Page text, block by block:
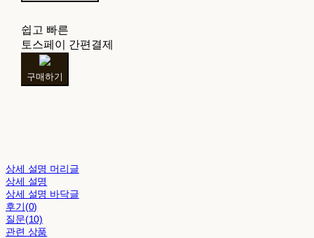
쉽고 빠른
토스페이 간편결제
구매하기
상세 설명 머리글
상세 설명
상세 설명 바닥글
후기(0)
질문(10)
관련 상품